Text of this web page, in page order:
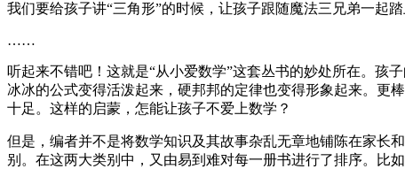
我们要给孩子讲“三角形”的时候，让孩子跟随魔法三兄弟一起
……
听起来不错吧！这就是“从小爱数学”这套丛书的妙处所在。孩
冰冰的公式变得活泼起来，硬邦邦的定律也变得形象起来。更
十足。这样的启蒙，怎能让孩子不爱上数学？
但是，编者并不是将数学知识及其故事杂乱无章地铺陈在家长
别。在这两大类别中，又由易到难对每一册书进行了排序。比